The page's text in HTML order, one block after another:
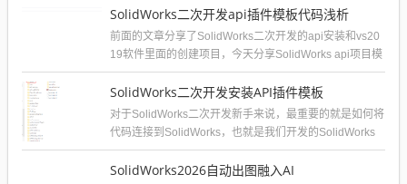
SolidWorks二次开发api插件模板代码浅析
前面的文章分享了SolidWorks二次开发的api安装和vs20
19软件里面的创建项目，今天分享SolidWorks api项目模
板的...
SolidWorks二次开发安装API插件模板
对于SolidWorks二次开发新手来说，最重要的就是如何将
代码连接到SolidWorks，也就是我们开发的SolidWorks
插件如何...
SolidWorks2026自动出图融入AI